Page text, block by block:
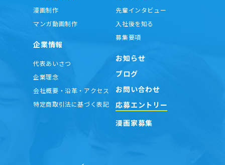
漫画制作
マンガ動画制作
企業情報
代表あいさつ
企業理念
会社概要・沿革・アクセス
特定商取引法に基づく表記
先輩インタビュー
入社後を知る
募集要項
お知らせ
ブログ
お問い合わせ
応募エントリー
漫画家募集